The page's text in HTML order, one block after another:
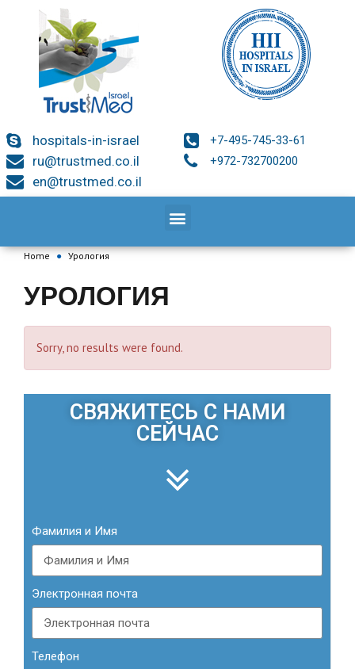
hospitals-in-israel
ru@trustmed.co.il
en@trustmed.co.il
+7-495-745-33-61
+972-732700200
Home ● Урология
УРОЛОГИЯ
Sorry, no results were found.
СВЯЖИТЕСЬ С НАМИ
СЕЙЧАС
Фамилия и Имя
Электронная почта
Телефон